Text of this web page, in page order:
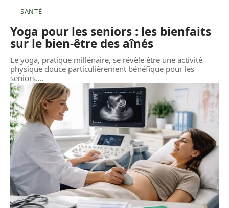
SANTÉ
Yoga pour les seniors : les bienfaits
sur le bien-être des aînés
Le yoga, pratique millénaire, se révèle être une activité
physique douce particulièrement bénéfique pour les
seniors.…